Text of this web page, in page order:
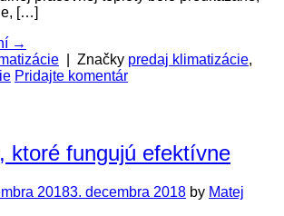
[…]
→
Značky predaj klimatizácie,
Pridajte komentár
ktoré fungujú efektívne
20183. decembra 2018 by Matej